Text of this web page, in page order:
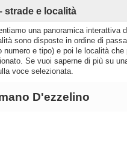
strade e località
una panoramica interattiva
sono disposte in ordine di
numero e tipo) e poi le località che
Se vuoi saperne di più su
voce selezionata.
D'ezzelino